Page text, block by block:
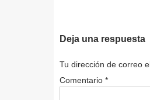
Deja una respuesta
Tu dirección de correo
Comentario *